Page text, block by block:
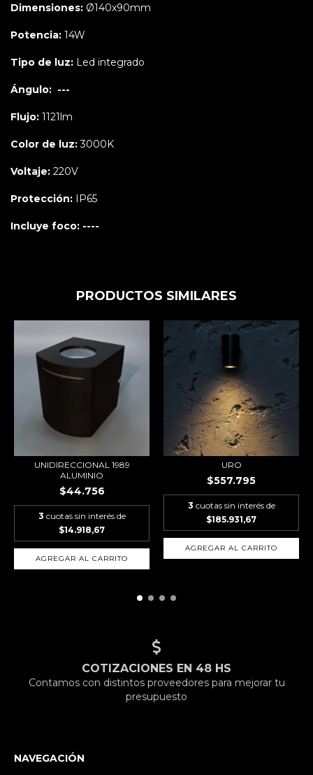
Dimensiones: Ø140x90mm
Potencia: 14W
Tipo de luz: Led integrado
Ángulo: ---
Flujo: 1121lm
Color de luz:3000K
Voltaje: 220V
Protección: IP65
Incluye foco: ----
PRODUCTOS SIMILARES
UNIDIRECCIONAL 1989
ALUMINIO
$44.756
3 cuotas sin interés de
$14.918,67
AGREGAR AL CARRITO
URO
$557.795
3 cuotas sin interés de
$185.931,67
AGREGAR AL CARRITO
COTIZACIONES EN 48 HS
Contamos con distintos proveedores para mejorar tu
presupuesto
NAVEGACIÓN